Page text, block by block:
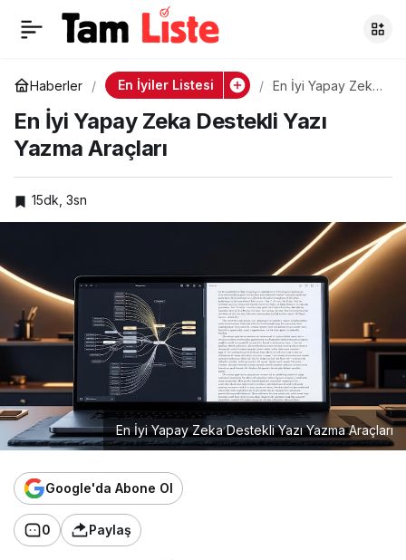
Haberler En İyiler Listesi
En İyi Yapay Zeka
Yazma Araçları
En İyi Yapay Zeka Destekli Yazı
Yazma Araçları
15dk, 3sn
En İyi Yapay Zeka Destekli Yazı Yazma Araçları
Google'da Abone Ol
0 Paylaş
Çalışırken
Odaklanmanıza
Yardımcı Olan En İyi
Uygulamalar
Paylaş